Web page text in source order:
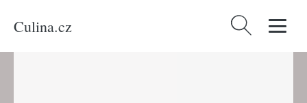
Culina.cz Vyhledávání